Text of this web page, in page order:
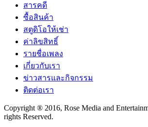
สารคดี
ซื้อสินค้า
สตูดิโอให้เช่า
ค่าลิขสิทธิ์
รายชื่อเพลง
เกี่ยวกับเรา
ข่าวสารและกิจกรรม
ติดต่อเรา
Copyright ® 2016, Rose Media and
rights Reserved.